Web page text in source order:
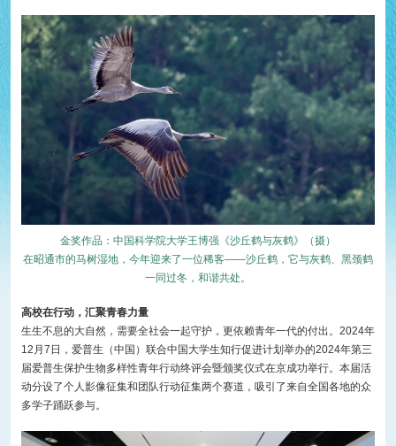
金奖作品：中国科学院大学王博强《沙丘鹤与灰鹤》（摄）
在昭通市的马树湿地，今年迎来了一位稀客——沙丘鹤，它与灰鹤、黑颈鹤
一同过冬，和谐共处。
高校在行动，汇聚青春力量
生生不息的大自然，需要全社会一起守护，更依赖青年一代的付出。2024年
12月7日，爱普生（中国）联合中国大学生知行促进计划举办的2024年第三
届爱普生保护生物多样性青年行动终评会暨颁奖仪式在京成功举行。本届活
动分设了个人影像征集和团队行动征集两个赛道，吸引了来自全国各地的众
多学子踊跃参与。